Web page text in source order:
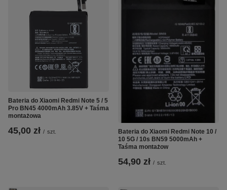
Bateria do Xiaomi Redmi Note 5 / 5
Pro BN45 4000mAh 3.85V + Taśma
montażowa
45,00 zł / szt.
Bateria do Xiaomi Redmi Note 10 /
10 5G / 10s BN59 5000mAh +
Taśma montażow
54,90 zł / szt.